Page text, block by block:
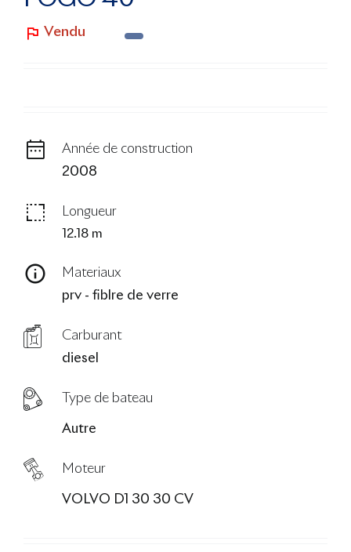
Le BlogVendu
Année de construction
2008
Longueur
12.18 m
Materiaux
prv - fiblre de verre
Carburant
diesel
Type de bateau
Autre
Moteur
VOLVO D1 30 30 CV